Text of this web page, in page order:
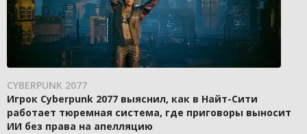
CYBERPUNK 2077
Игрок Cyberpunk 2077 выяснил, как в Найт-Сити
работает тюремная система, где приговоры выносит
ИИ без права на апелляцию